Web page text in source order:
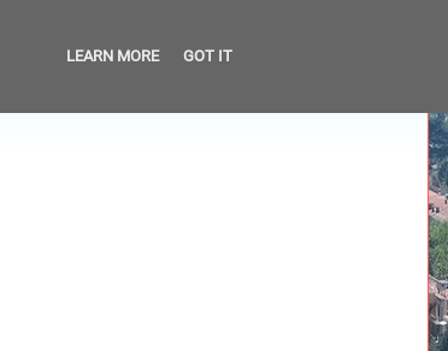
LEARN MORE GOT IT